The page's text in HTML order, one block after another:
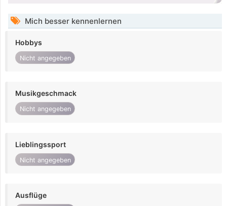
Mich besser kennenlernen
Hobbys
Nicht angegeben
Musikgeschmack
Nicht angegeben
Lieblingssport
Nicht angegeben
Ausflüge